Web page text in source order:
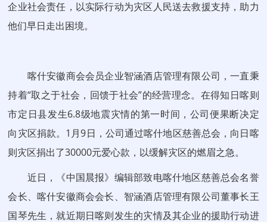
企业社会责任，以实际行动为灾区人民送去救援支持，助力
他们早日走出困境。
喀什安徽商会会员企业智涵酒店管理有限公司，一直秉
持着“取之于社会，回馈于社会”的经营理念。在得知日喀则
市定日县发生6.8级地震灾情的第一时间，公司便果断决定
向灾区捐款。1月9日，公司通过喀什地区慈善总会，向日喀
则灾区捐出了30000元爱心款，以缓解灾区的燃眉之急。
近日，《中国晨报》编辑部致电喀什地区慈善总会名誉
会长、喀什安徽商会会长、智涵酒店管理有限公司董事长王
国琴先生，就近期日喀则发生的灾情及其企业的援助行动进